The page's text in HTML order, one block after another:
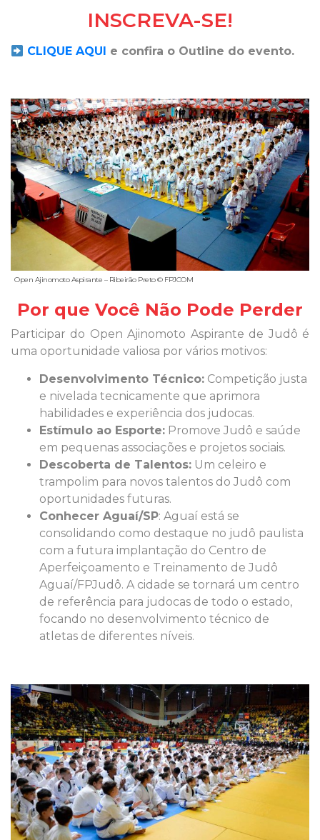
INSCREVA-SE!
CLIQUE AQUI e confira o Outline do evento.
Open Ajinomoto Aspirante – Ribeirão Preto © FPJCOM
Por que Você Não Pode Perder
Participar do Open Ajinomoto Aspirante de Judô é
uma oportunidade valiosa por vários motivos:
Desenvolvimento Técnico: Competição justa
e nivelada tecnicamente que aprimora
habilidades e experiência dos judocas.
Estímulo ao Esporte: Promove Judô e saúde
em pequenas associações e projetos sociais.
Descoberta de Talentos: Um celeiro e
trampolim para novos talentos do Judô com
oportunidades futuras.
Conhecer Aguaí/SP: Aguaí está se
consolidando como destaque no judô paulista
com a futura implantação do Centro de
Aperfeiçoamento e Treinamento de Judô
Aguaí/FPJudô. A cidade se tornará um centro
de referência para judocas de todo o estado,
focando no desenvolvimento técnico de
atletas de diferentes níveis.